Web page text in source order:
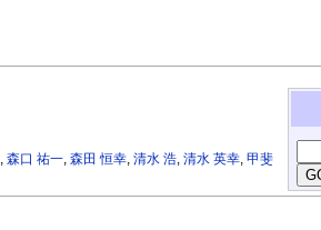
,森口 祐一,森田 恒幸,清水 浩,清水 英幸,甲斐